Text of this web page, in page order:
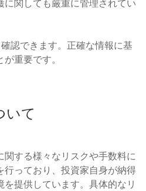
関しても厳重に管理されてい
認できます。正確な情報に基
重要です。
いて
する様々なリスクや手数料に
行っており、投資家自身が納得
を提供しています。具体的なリ